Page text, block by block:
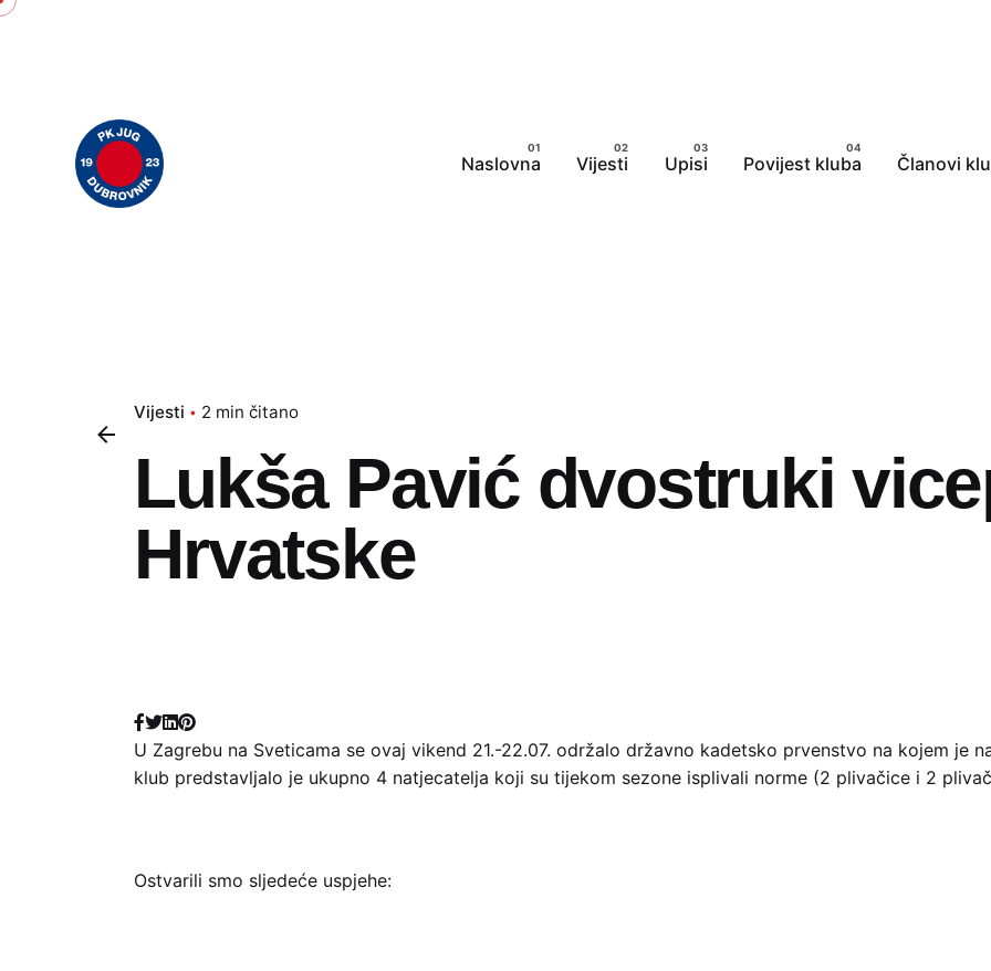
Skip
Naslovna Vijesti Upisi Povijest kluba Članovi
Vijesti 2 min čitano
Lukša Pavić dvostruki
Hrvatske
U Zagrebu na Sveticama se ovaj vikend 21.-22.07. održalo državno kadetsko prvenstvo na kojem je
klub predstavljalo je ukupno 4 natjecatelja koji su tijekom sezone isplivali norme (2 plivačice i 2
Ostvarili smo sljedeće uspjehe: